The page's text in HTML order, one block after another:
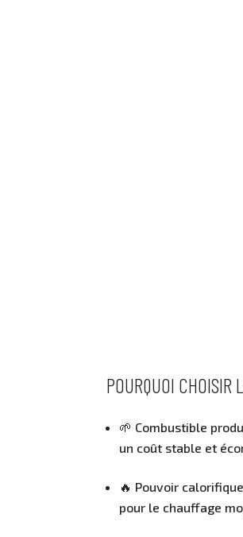
POURQUOI CHOISIR
🌱 Combustible
un coût stable et
🔥 Pouvoir
pour le chauffage